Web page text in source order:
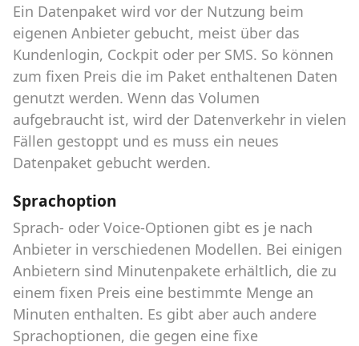
Ein Datenpaket wird vor der Nutzung beim
eigenen Anbieter gebucht, meist über das
Kundenlogin, Cockpit oder per SMS. So können
zum fixen Preis die im Paket enthaltenen Daten
genutzt werden. Wenn das Volumen
aufgebraucht ist, wird der Datenverkehr in vielen
Fällen gestoppt und es muss ein neues
Datenpaket gebucht werden.
Sprachoption
Sprach- oder Voice-Optionen gibt es je nach
Anbieter in verschiedenen Modellen. Bei einigen
Anbietern sind Minutenpakete erhältlich, die zu
einem fixen Preis eine bestimmte Menge an
Minuten enthalten. Es gibt aber auch andere
Sprachoptionen, die gegen eine fixe